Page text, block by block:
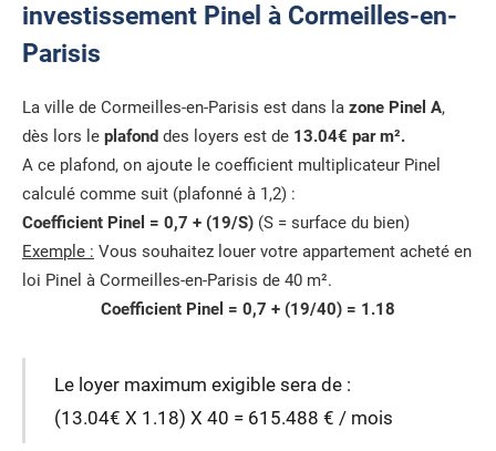
investissement Pinel à Cormeilles-en-
Parisis
La ville de Cormeilles-en-Parisis est dans la zone Pinel A,
dès lors le plafond des loyers est de 13.04€ par m².
A ce plafond, on ajoute le coefficient multiplicateur Pinel
calculé comme suit (plafonné à 1,2) :
Coefficient Pinel = 0,7 + (19/S) (S = surface du bien)
Exemple : Vous souhaitez louer votre appartement acheté en
loi Pinel à Cormeilles-en-Parisis de 40 m².
Coefficient Pinel = 0,7 + (19/40) = 1.18
Le loyer maximum exigible sera de :
(13.04€ X 1.18) X 40 = 615.488 € / mois